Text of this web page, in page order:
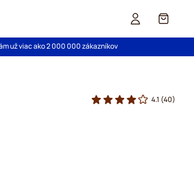
Košík
už viac ako 2 000 000 zákazníkov
4.1 (40)